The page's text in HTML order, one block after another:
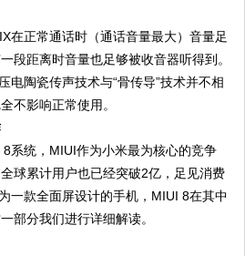
在正常通话时（通话音量最大）音量足
段距离时音量也足够被收音器听得到。
电陶瓷传声技术与“骨传导”技术并不相
不影响正常使用。
系统，MIUI作为小米最为核心的竞争
球累计用户也已经突破2亿，足见消费
一款全面屏设计的手机，MIUI 8在其中
部分我们进行详细解读。